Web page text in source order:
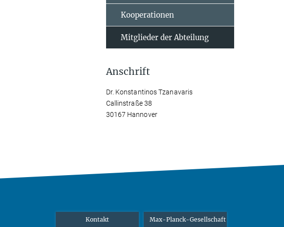
Kooperationen
Mitglieder der Abteilung
Anschrift
Dr. Konstantinos Tzanavaris
Callinstraße 38
30167 Hannover
Kontakt Max-Planck-Gesellschaft